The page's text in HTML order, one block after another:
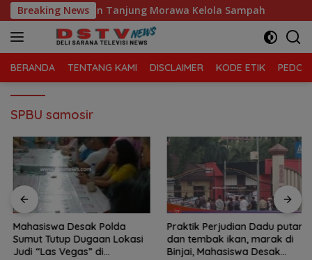
Langsung
ke
konten
Breaking News
Sari, Kecamatan Tanjung Morawa Kelola Sampah
BERANDA TENTANG KAMI DISCLAIMER KODE ETIK
SPBU samosir
Mahasiswa Desak Polda
Sumut Tutup Dugaan Lokasi
Judi “Las Vegas” di
Praktik Perjudian Dadu putar
dan tembak ikan, marak di
Binjai, Mahasiswa Desak